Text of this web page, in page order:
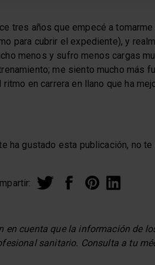
tres años que empecé a
para cubrir el expediente), y
menos y sufro menos cargas
me siento mucho más
ritmo en carrera en llano que ha
ha gustado esta publicación, no
en cuenta que la información de
sanitario. Consulta a tu